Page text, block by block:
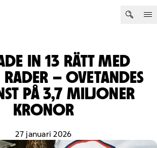
IN 13 RÄTT MED
RADER – OVETANDES
PÅ 3,7 MILJONER
KRONOR
27 januari 2026